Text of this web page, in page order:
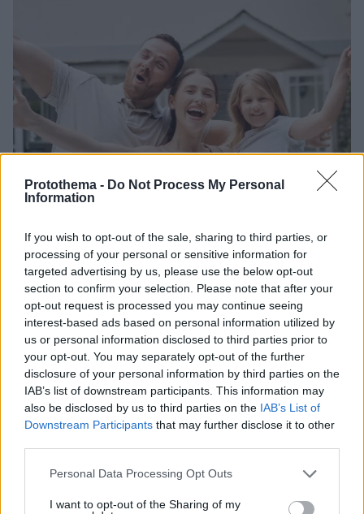
Protothema - Do Not Process My Personal
Information
If you wish to opt-out of the sale, sharing to third parties, or
processing of your personal or sensitive information for
targeted advertising by us, please use the below opt-out
section to confirm your selection. Please note that after your
opt-out request is processed you may continue seeing
interest-based ads based on personal information utilized by
us or personal information disclosed to third parties prior to
your opt-out. You may separately opt-out of the further
disclosure of your personal information by third parties on the
IAB’s list of downstream participants. This information may
also be disclosed by us to third parties on the IAB’s List of
Downstream Participants that may further disclose it to other
Please note that this website/app uses one or more Google
not limited to your visit or usage behaviour. You may click to
Personal Data Processing Opt Outs
I want to opt-out of the Sharing of my
Τα ασφαλιστικά προγράμματα που διασφαλίζουν το
μέλλον – Ενημερωθείτε
Το μέλλον ανήκει σε όσους το προγραμματίζουν - Με
το κατάλληλο ασφαλιστικό πρόγραμμα μπορούμε να
διασφαλίσουμε ότι θα μείνουμε μακριά από
δυσάρεστα απρόοπτα
08.07.2025, 23:41